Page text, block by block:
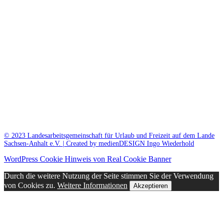
© 2023 Landesarbeitsgemeinschaft für Urlaub und Freizeit auf dem Lande
Sachsen-Anhalt e.V. | Created by medienDESIGN Ingo Wiederhold
WordPress Cookie Hinweis von Real Cookie Banner
Durch die weitere Nutzung der Seite stimmen Sie der Verwendung
von Cookies zu. Weitere Informationen Akzeptieren